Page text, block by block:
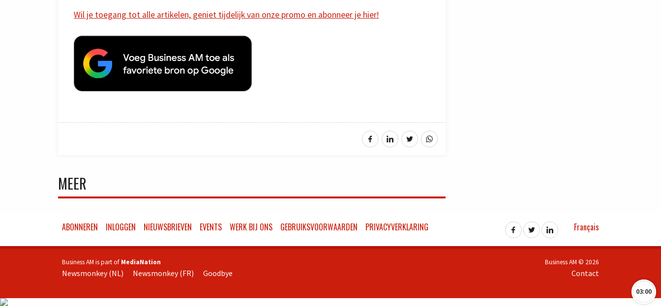
Wil je toegang tot alle artikelen, geniet tijdelijk van onze promo en abonneer je hier!
MEER
03:00
ABONNEREN INLOGGEN NIEUWSBRIEVEN EVENTS WERK BIJ ONS GEBRUIKSVOORWAARDEN PRIVACYVERKLARING Français
Business AM is part of MediaNation
Newsmonkey (NL) Newsmonkey (FR) Goodbye
Business AM © 2026
Contact